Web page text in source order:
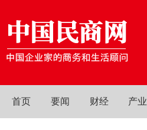
首页 要闻 财经 产业